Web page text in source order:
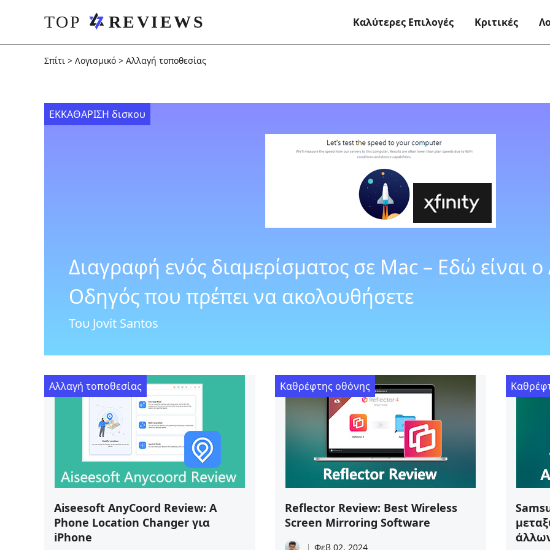
Καλύτερες Επιλογές Κριτικές
Σπίτι > Λογισμικό > Αλλαγή τοποθεσίας
Διαγραφή ενός διαμερίσματος σε Mac – Εδώ είναι
Οδηγός που πρέπει να ακολουθήσετε
Του Jovit Santos
ΕΚΚΑΘΑΡΙΣΗ δισκου
Aiseesoft AnyCoord Review: A
Phone Location Changer για
iPhone
Αλλαγή τοποθεσίας
Reflector Review: Best Wireless
Screen Mirroring Software
Φεβ 02, 2024
Καθρέφτης οθόνης